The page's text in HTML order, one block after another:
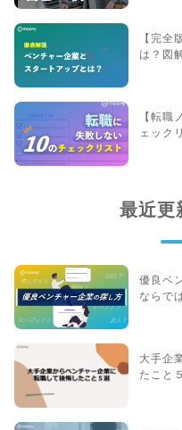
【完全
は？図
【転職
ェック
最近更
優良ベ
ならで
大手企
たこと